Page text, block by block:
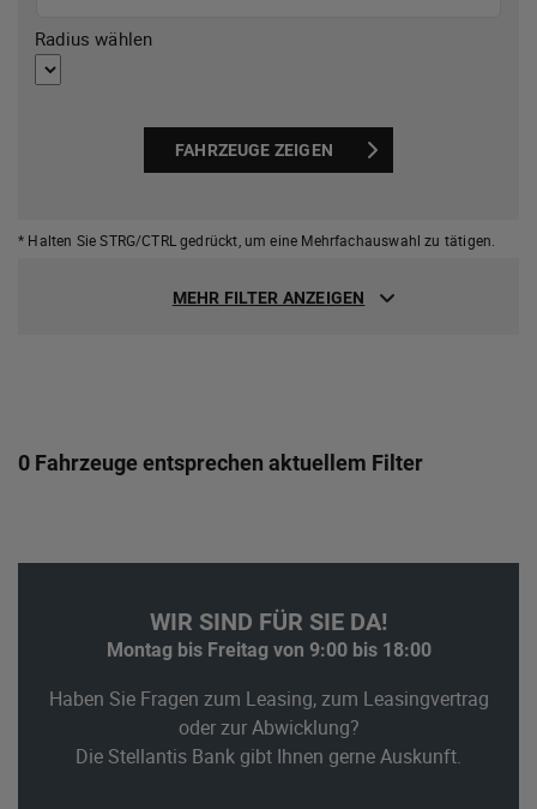
Radius wählen
FAHRZEUGE ZEIGEN
* Halten Sie STRG/CTRL gedrückt, um eine Mehrfachauswahl zu tätigen.
MEHR FILTER ANZEIGEN
0 Fahrzeuge entsprechen aktuellem Filter
WIR SIND FÜR SIE DA!
Montag bis Freitag von 9:00 bis 18:00
Haben Sie Fragen zum Leasing, zum Leasingvertrag
oder zur Abwicklung?
Die Stellantis Bank gibt Ihnen gerne Auskunft.